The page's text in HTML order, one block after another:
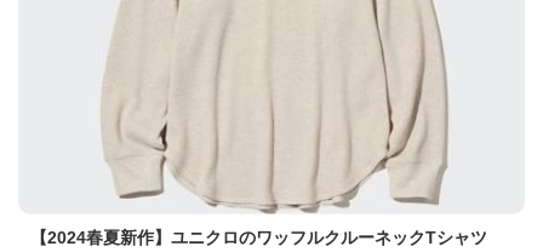
【2024春夏新作】ユニクロのワッフルクルーネックTシャツ